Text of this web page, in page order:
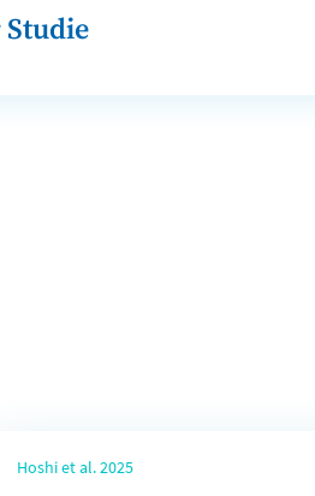
Hoshi et al. 2025